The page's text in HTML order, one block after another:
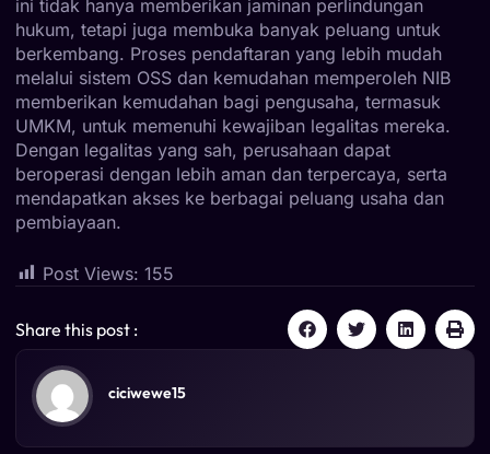
ini tidak hanya memberikan jaminan perlindungan
hukum, tetapi juga membuka banyak peluang untuk
berkembang. Proses pendaftaran yang lebih mudah
melalui sistem OSS dan kemudahan memperoleh NIB
memberikan kemudahan bagi pengusaha, termasuk
UMKM, untuk memenuhi kewajiban legalitas mereka.
Dengan legalitas yang sah, perusahaan dapat
beroperasi dengan lebih aman dan terpercaya, serta
mendapatkan akses ke berbagai peluang usaha dan
pembiayaan.
Post Views: 155
Share this post :
ciciwewe15